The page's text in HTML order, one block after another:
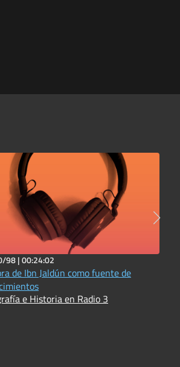
98 |00:24:02
de Ibn Jaldún como fuente de
e Historia en Radio 3